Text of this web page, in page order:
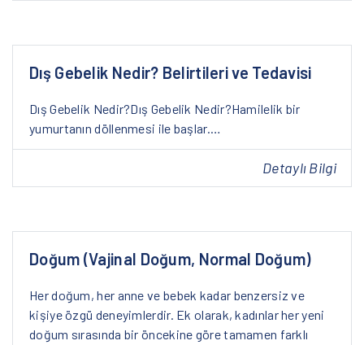
Dış Gebelik Nedir? Belirtileri ve Tedavisi
Dış Gebelik Nedir?Dış Gebelik Nedir?Hamilelik bir
yumurtanın döllenmesi ile başlar.…
Detaylı Bilgi
Doğum (Vajinal Doğum, Normal Doğum)
Her doğum, her anne ve bebek kadar benzersiz ve
kişiye özgü deneyimlerdir. Ek olarak, kadınlar her yeni
doğum sırasında bir öncekine göre tamamen farklı